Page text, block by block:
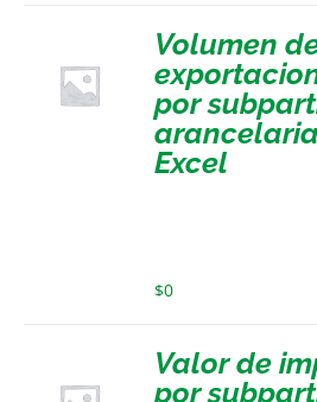
Volumen
por
Excel
$0
Valor de
por